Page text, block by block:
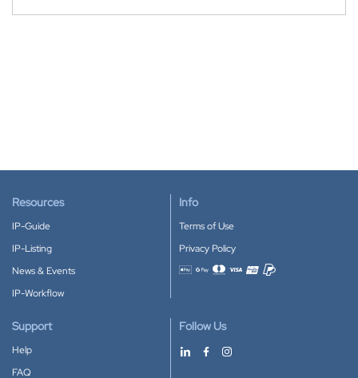
Resources
IP-Guide
IP-Listing
News & Events
IP-Workflow
Info
Terms of Use
Privacy Policy
Accepted payment methods
Support
Help
FAQ
Follow Us